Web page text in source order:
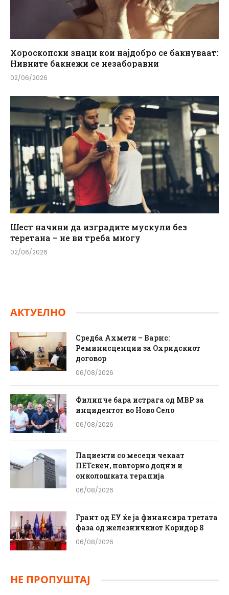
Хороскопски знаци кои најдобро се бакнуваат:
Нивните бакнежи се незаборавни
02/06/2026
Шест начини да изградите мускули без
теретана – не ви треба многу
02/06/2026
АКТУЕЛНО
Средба Ахмети – Варнс:
Реминисценции за Охридскиот
договор
06/08/2026
Филипче бара истрага од МВР за
инцидентот во Ново Село
06/08/2026
Пациенти со месеци чекаат
ПЕТскен, повторно доцни и
онколошката терапија
06/08/2026
Грант од ЕУ ќе ја финансира третата
фаза од железничкиот Коридор 8
06/08/2026
НЕ ПРОПУШТАЈ